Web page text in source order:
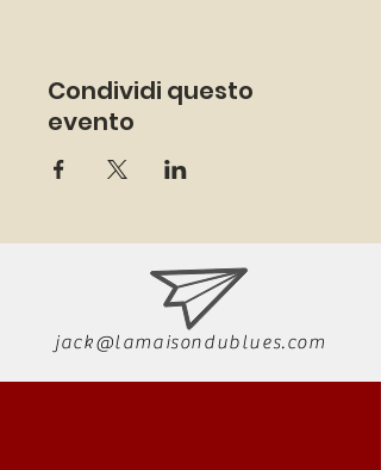
Condividi questo
evento
jack@lamaisondublues.com